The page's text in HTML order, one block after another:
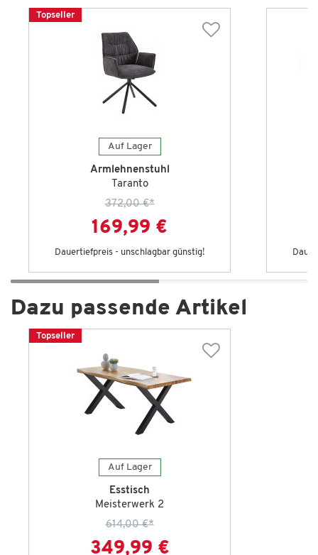
Topseller
Auf Lager
Armlehnenstuhl
Taranto
372,00 €*
169,99 €
Dauertiefpreis - unschlagbar günstig!
Dazu passende Artikel
Topseller
Auf Lager
Esstisch
Meisterwerk 2
614,00 €*
349,99 €